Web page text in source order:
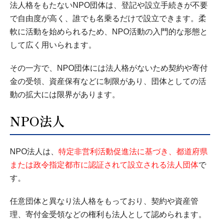
法人格をもたないNPO団体は、登記や設立手続きが不要
で自由度が高く、誰でも名乗るだけで設立できます。柔
軟に活動を始められるため、NPO活動の入門的な形態と
して広く用いられます。
その一方で、NPO団体には法人格がないため契約や寄付
金の受領、資産保有などに制限があり、団体としての活
動の拡大には限界があります。
NPO法人
NPO法人は、 特定非営利活動促進法に基づき、都道府県
または政令指定都市に認証されて設立される法人団体で
す。
任意団体と異なり法人格をもっており、契約や資産管
理、寄付金受領などの権利も法人として認められます。